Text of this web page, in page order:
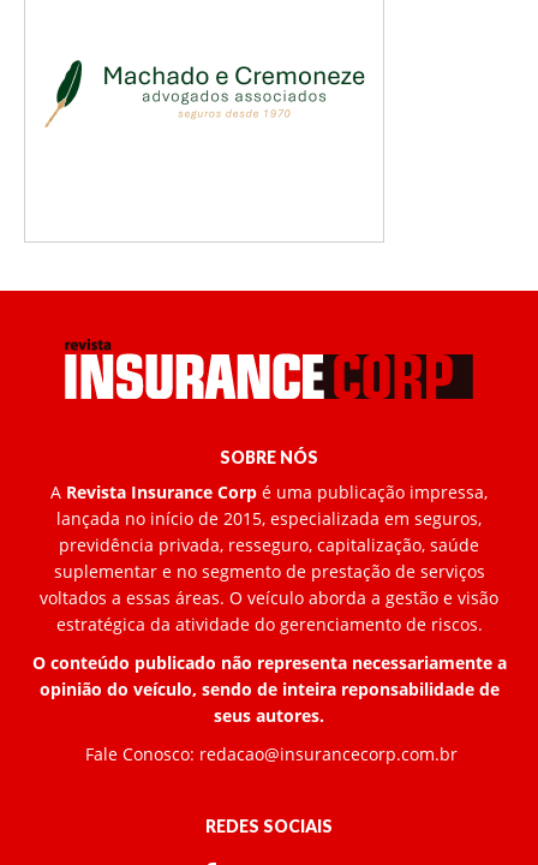
SOBRE NÓS
A Revista Insurance Corp é uma publicação impressa,
lançada no início de 2015, especializada em seguros,
previdência privada, resseguro, capitalização, saúde
suplementar e no segmento de prestação de serviços
voltados a essas áreas. O veículo aborda a gestão e visão
estratégica da atividade do gerenciamento de riscos.
O conteúdo publicado não representa necessariamente a
opinião do veículo, sendo de inteira reponsabilidade de
seus autores.
Fale Conosco: redacao@insurancecorp.com.br
REDES SOCIAIS